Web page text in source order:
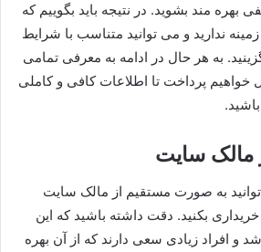
بهره مند بشوید. در نتیجه باید بگوییم که
ندارید و می توانید متناسب با شرایط
به هر حال در ادامه به معرفی تمامی
خواهیم پرداخت تا اطلاعات کافی و کاملی
مالک سایت
به صورت مستقیم از مالک سایت
بکنید. دقت داشته باشید که این
و افراد زیادی سعی دارند که از آن بهره